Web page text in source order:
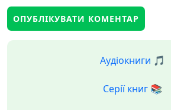
Аудіокниги 🎵
Серії книг 📚